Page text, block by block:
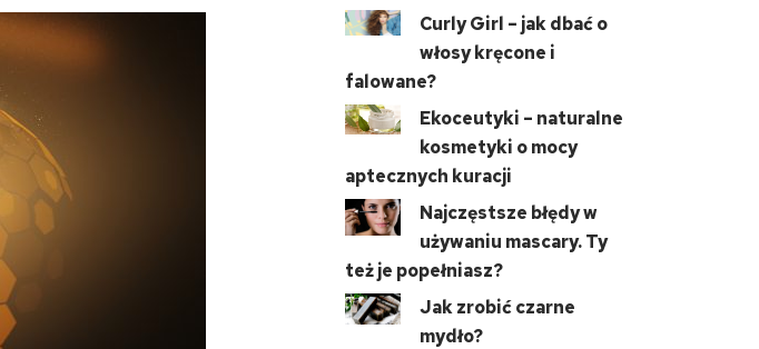
Curly Girl – jak dbać o
włosy kręcone i
falowane?
Ekoceutyki – naturalne
kosmetyki o mocy
aptecznych kuracji
Najczęstsze błędy w
używaniu mascary. Ty
też je popełniasz?
Jak zrobić czarne
mydło?